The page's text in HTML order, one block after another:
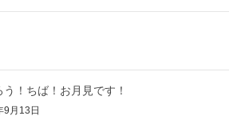
！ちば！お月見です！
9月13日